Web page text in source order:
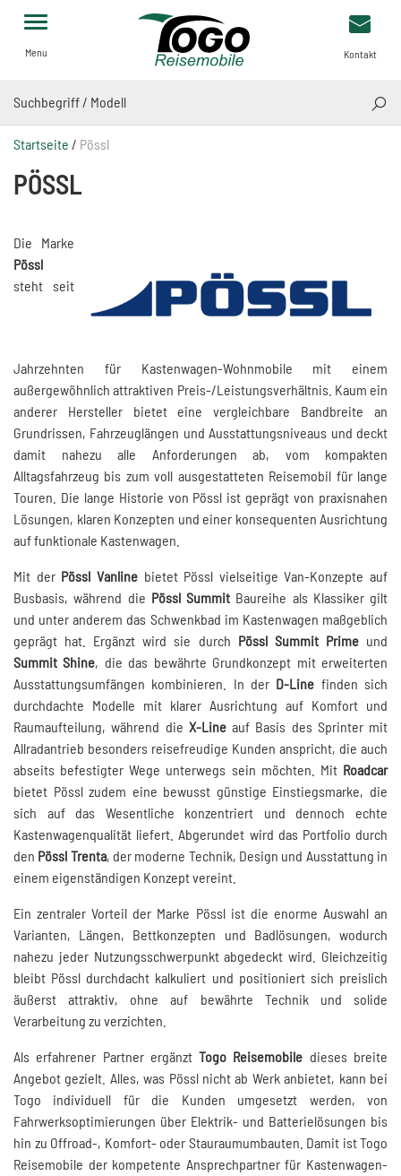
Menu Kontakt
Startseite / Pössl
PÖSSL
Die Marke
Pössl
steht seit
Jahrzehnten für Kastenwagen-Wohnmobile mit einem
außergewöhnlich attraktiven Preis-/Leistungsverhältnis. Kaum ein
anderer Hersteller bietet eine vergleichbare Bandbreite an
Grundrissen, Fahrzeuglängen und Ausstattungsniveaus und deckt
damit nahezu alle Anforderungen ab, vom kompakten
Alltagsfahrzeug bis zum voll ausgestatteten Reisemobil für lange
Touren. Die lange Historie von Pössl ist geprägt von praxisnahen
Lösungen, klaren Konzepten und einer konsequenten Ausrichtung
auf funktionale Kastenwagen.
Mit der Pössl Vanlinebietet Pössl vielseitige Van-Konzepte auf
Busbasis, während die Pössl Summit Baureihe als Klassiker gilt
und unter anderem das Schwenkbad im Kastenwagen maßgeblich
geprägt hat. Ergänzt wird sie durch Pössl Summit Primeund
Summit Shine, die das bewährte Grundkonzept mit erweiterten
Ausstattungsumfängen kombinieren. In der D-Line finden sich
durchdachte Modelle mit klarer Ausrichtung auf Komfort und
Raumaufteilung, während die X-Lineauf Basis des Sprinter mit
Allradantrieb besonders reisefreudige Kunden anspricht, die auch
abseits befestigter Wege unterwegs sein möchten. Mit Roadcar
bietet Pössl zudem eine bewusst günstige Einstiegsmarke, die
sich auf das Wesentliche konzentriert und dennoch echte
Kastenwagenqualität liefert. Abgerundet wird das Portfolio durch
den Pössl Trenta, der moderne Technik, Design und Ausstattung in
einem eigenständigen Konzept vereint.
Ein zentraler Vorteil der Marke Pössl ist die enorme Auswahl an
Varianten, Längen, Bettkonzepten und Badlösungen, wodurch
nahezu jeder Nutzungsschwerpunkt abgedeckt wird. Gleichzeitig
bleibt Pössl durchdacht kalkuliert und positioniert sich preislich
äußerst attraktiv, ohne auf bewährte Technik und solide
Verarbeitung zu verzichten.
Als erfahrener Partner ergänztTogo Reisemobile dieses breite
Angebot gezielt. Alles, was Pössl nicht ab Werk anbietet, kann bei
Togo individuell für die Kunden umgesetzt werden, von
Fahrwerksoptimierungen über Elektrik- und Batterielösungen bis
hin zu Offroad-, Komfort- oder Stauraumumbauten. Damit ist Togo
Reisemobile der kompetente Ansprechpartner für Kastenwagen-